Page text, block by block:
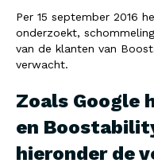
Per 15 september 2016
onderzoekt,
van de klanten van
verwacht.
Zoals Google
en
hieronder de